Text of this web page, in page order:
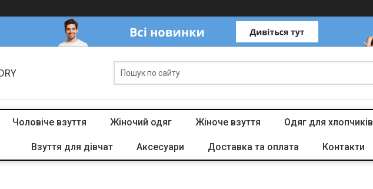
Чоловіче взуття Жіночий одяг Жіноче взуття Одяг для хлопчиків
Взуття для дівчат Аксесуари Доставка та оплата Контакти